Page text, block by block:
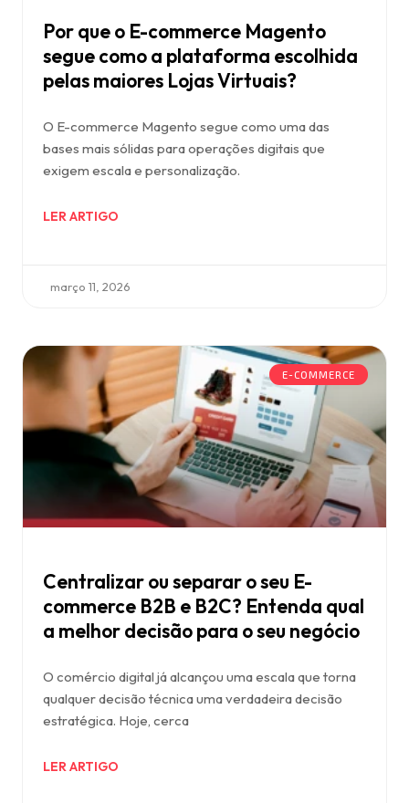
Por que o E-commerce Magento
segue como a plataforma escolhida
pelas maiores Lojas Virtuais?
O E-commerce Magento segue como uma das
bases mais sólidas para operações digitais que
exigem escala e personalização.
LER ARTIGO
março 11, 2026
E-COMMERCE
Centralizar ou separar o seu E-
commerce B2B e B2C? Entenda qual
a melhor decisão para o seu negócio
O comércio digital já alcançou uma escala que torna
qualquer decisão técnica uma verdadeira decisão
estratégica. Hoje, cerca
LER ARTIGO